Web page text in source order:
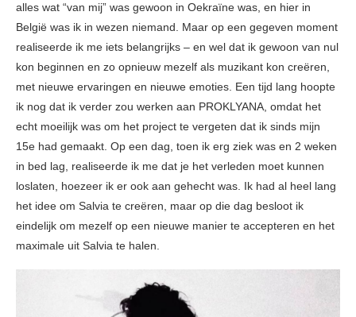
alles wat “van mij” was gewoon in Oekraïne was, en hier in
België was ik in wezen niemand. Maar op een gegeven moment
realiseerde ik me iets belangrijks – en wel dat ik gewoon van nul
kon beginnen en zo opnieuw mezelf als muzikant kon creëren,
met nieuwe ervaringen en nieuwe emoties. Een tijd lang hoopte
ik nog dat ik verder zou werken aan PROKLYANA, omdat het
echt moeilijk was om het project te vergeten dat ik sinds mijn
15e had gemaakt. Op een dag, toen ik erg ziek was en 2 weken
in bed lag, realiseerde ik me dat je het verleden moet kunnen
loslaten, hoezeer ik er ook aan gehecht was. Ik had al heel lang
het idee om Salvia te creëren, maar op die dag besloot ik
eindelijk om mezelf op een nieuwe manier te accepteren en het
maximale uit Salvia te halen.